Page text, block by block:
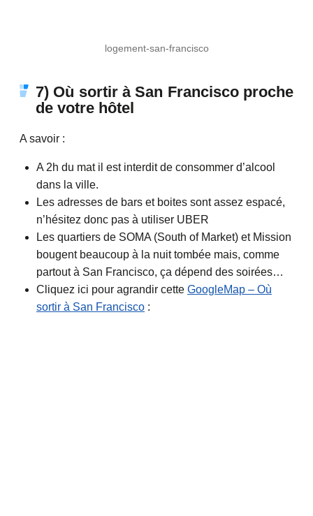
logement-san-francisco
7) Où sortir à San Francisco proche
de votre hôtel
A savoir :
A 2h du mat il est interdit de consommer d’alcool
dans la ville.
Les adresses de bars et boites sont assez espacé,
n’hésitez donc pas à utiliser UBER
Les quartiers de SOMA (South of Market) et Mission
bougent beaucoup à la nuit tombée mais, comme
partout à San Francisco, ça dépend des soirées…
Cliquez ici pour agrandir cette GoogleMap – Où
sortir à San Francisco :